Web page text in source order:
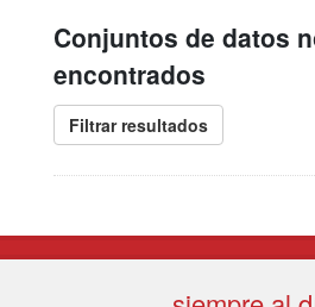
Conjuntos de datos
encontrados
Filtrar resultados